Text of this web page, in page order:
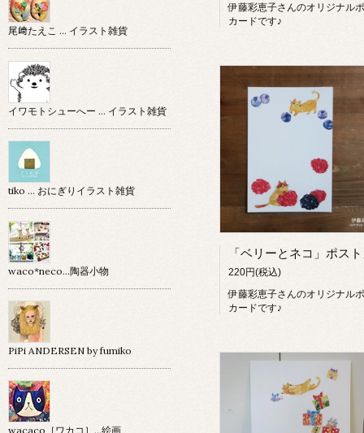
伊藤彩恵子さんのオリジナル
カードです♪
220円(税込)
伊藤彩恵子さんのオリジナル
カードです♪
尾﨑たえこ … イラスト雑貨
イワモトシューへー … イラスト雑貨
tiko … おにぎりイラスト雑貨
waco*neco...陶器小物
PiPi ANDERSEN by fumiko
wacaco［ワカコ］…絵画